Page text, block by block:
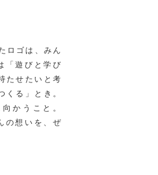
ロゴは、みん
「遊びと学び
たせたいと考
くる」とき。
かうこと。
の想いを、ぜ